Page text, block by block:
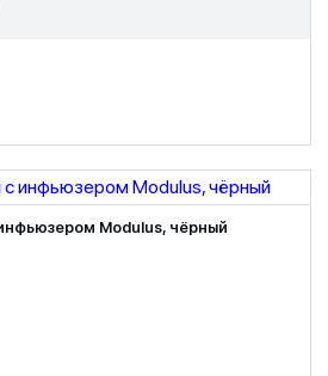
Modulus, чёрный